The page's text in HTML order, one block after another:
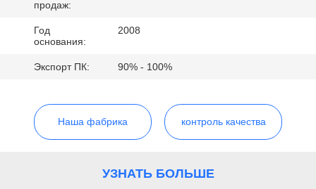
МЫ
СПРОСИТЕ
ЦИТАТУ
КАРТА
САЙТА
продаж:
Год
основания:
2008
Экспорт ПК: 90% - 100%
Наша фабрика контроль качества
УЗНАТЬ БОЛЬШЕ